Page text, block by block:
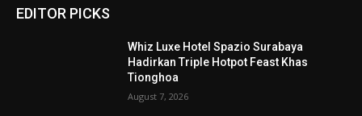
EDITOR PICKS
Whiz Luxe Hotel Spazio Surabaya
Hadirkan Triple Hotpot Feast Khas
Tionghoa
August 7, 2026